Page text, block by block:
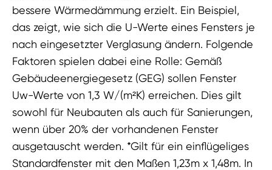
bessere Wärmedämmung erzielt. Ein Beispiel,
das zeigt, wie sich die U-Werte eines Fensters je
nach eingesetzter Verglasung ändern. Folgende
Faktoren spielen dabei eine Rolle: Gemäß
Gebäudeenergiegesetz (GEG) sollen Fenster
Uw-Werte von 1,3 W/(m²K) erreichen. Dies gilt
sowohl für Neubauten als auch für Sanierungen,
wenn über 20% der vorhandenen Fenster
ausgetauscht werden. *Gilt für ein einflügeliges
Standardfenster mit den Maßen 1,23m x 1,48m. In